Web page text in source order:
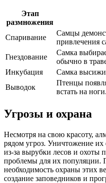
Этап
размножения
Спаривание
Самцы
привлечения
Гнездование
Самка
обычно в
Инкубация
Самка
Выводок
Птенцы
встать на ноги.
Угрозы и охрана
Несмотря на свою красоту,
рядом угроз. Уничтожение их
из-за вырубки лесов и охоты
проблемы для их популяции.
необходимость охраны этих
создание заповедников и